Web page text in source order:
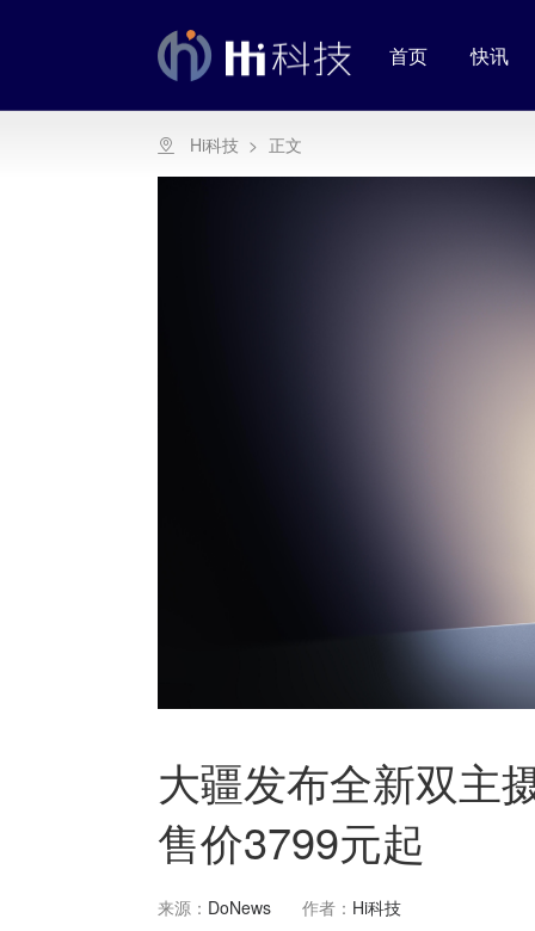
首页 快讯
Hi科技 > 正文
大疆发布全新双主
售价3799元起
来源： DoNews 作者： Hi科技